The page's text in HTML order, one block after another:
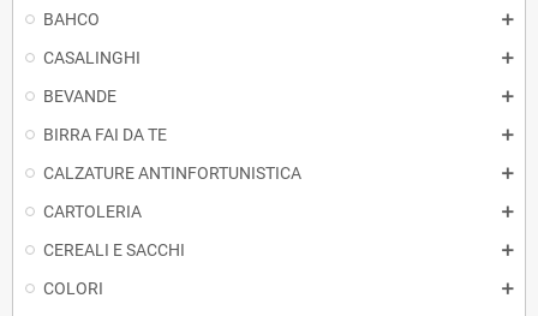
BAHCO
CASALINGHI
BEVANDE
BIRRA FAI DA TE
CALZATURE ANTINFORTUNISTICA
CARTOLERIA
CEREALI E SACCHI
COLORI